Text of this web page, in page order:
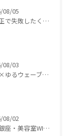
08/05
縮毛矯正で失敗したくない方へ【銀座・美容室WISTERIA】
08/03
濡れ感×ゆるウェーブミディアム【銀座・美容室WISTERIA】
08/02
ボブ【銀座・美容室WISTERIA】